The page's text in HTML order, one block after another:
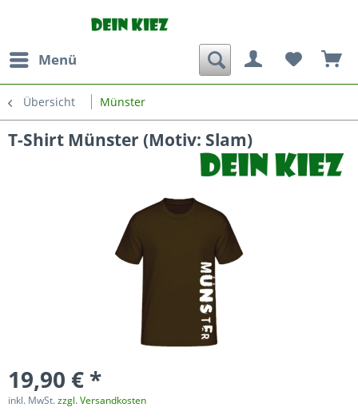
Menü
Übersicht Münster
T-Shirt Münster (Motiv: Slam)
19,90 € *
inkl. MwSt.zzgl. Versandkosten